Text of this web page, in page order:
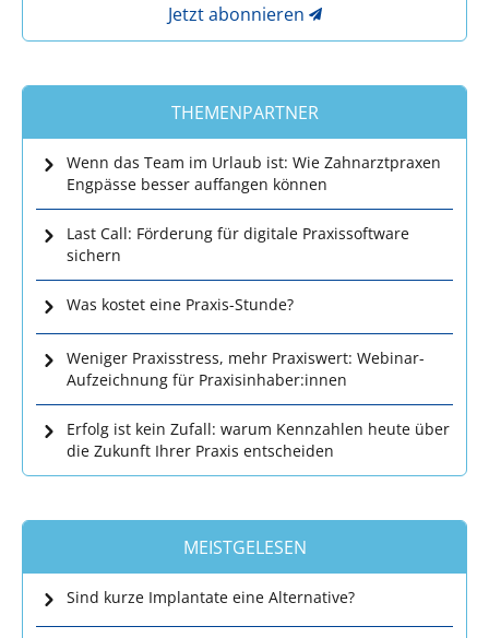
Jetzt abonnieren
THEMENPARTNER
Wenn das Team im Urlaub ist: Wie Zahnarztpraxen
Engpässe besser auffangen können
Last Call: Förderung für digitale Praxissoftware
sichern
Was kostet eine Praxis-Stunde?
Weniger Praxisstress, mehr Praxiswert: Webinar-
Aufzeichnung für Praxisinhaber:innen
Erfolg ist kein Zufall: warum Kennzahlen heute über
die Zukunft Ihrer Praxis entscheiden
MEISTGELESEN
Sind kurze Implantate eine Alternative?